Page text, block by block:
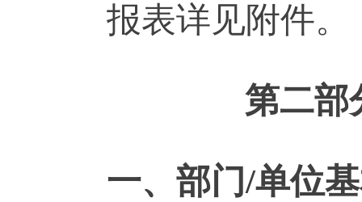
报表详见附件。
第二
一、部门/单位